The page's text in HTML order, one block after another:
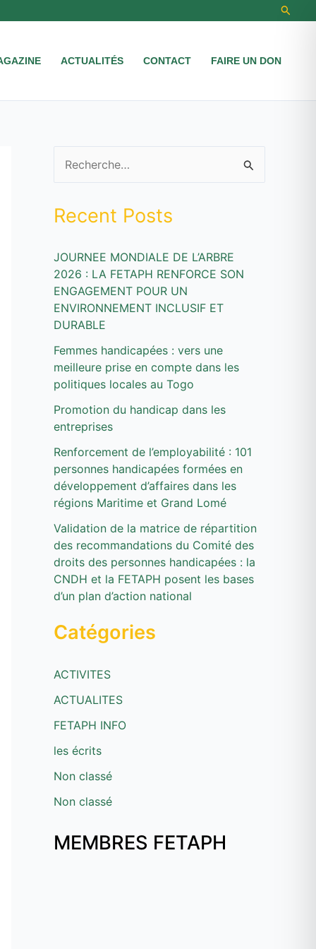
ACTUALITÉS CONTACT FAIRE UN DON
c
e
r
c
h
e
r
:
Recent Posts
JOURNEE MONDIALE DE L’ARBRE
2026 : LA FETAPH RENFORCE SON
ENGAGEMENT POUR UN
ENVIRONNEMENT INCLUSIF ET
DURABLE
Femmes handicapées : vers une
meilleure prise en compte dans les
politiques locales au Togo
Promotion du handicap dans les
entreprises
Renforcement de l’employabilité : 101
personnes handicapées formées en
développement d’affaires dans les
régions Maritime et Grand Lomé
Validation de la matrice de répartition
des recommandations du Comité des
droits des personnes handicapées : la
CNDH et la FETAPH posent les bases
d’un plan d’action national
Catégories
ACTIVITES
ACTUALITES
FETAPH INFO
les écrits
Non classé
Non classé
MEMBRES FETAPH